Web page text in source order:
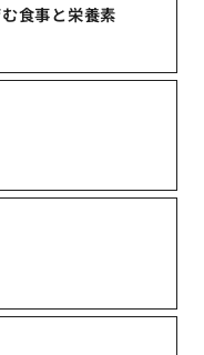
食事と栄養素